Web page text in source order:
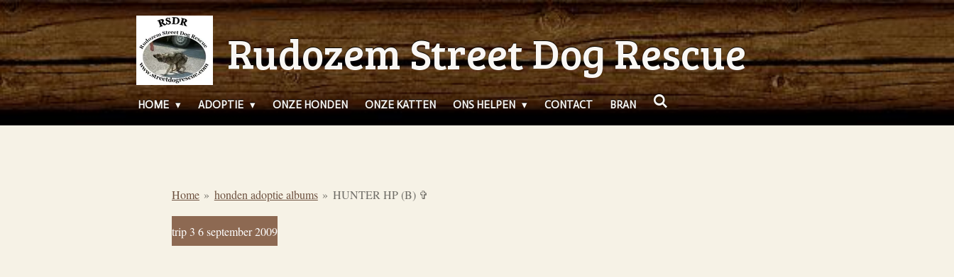
Ga
direct
naar
de
hoofdinhoud
Rudozem Street Dog Rescue
HOME ADOPTIE ONZE HONDEN ONZE KATTEN ONS HELPEN CONTACT BRAN
Home » honden adoptie albums » HUNTER HP (B) ✞
trip 3 6 september 2009